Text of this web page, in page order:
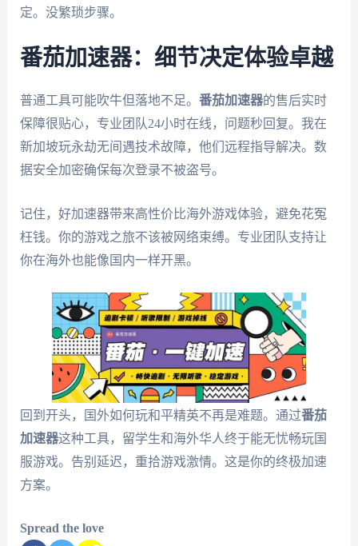
定。没繁琐步骤。
番茄加速器：细节决定体验卓越
普通工具可能吹牛但落地不足。 番茄加速器的售后实时
保障很贴心，专业团队24小时在线，问题秒回复。我在
新加坡玩永劫无间遇技术故障，他们远程指导解决。数
据安全加密确保每次登录不被盗号。
记住，好加速器带来高性价比海外游戏体验，避免花冤
枉钱。你的游戏之旅不该被网络束缚。专业团队支持让
你在海外也能像国内一样开黑。
回到开头，国外如何玩和平精英不再是难题。通过番茄
加速器这种工具，留学生和海外华人终于能无忧畅玩国
服游戏。告别延迟，重拾游戏激情。这是你的终极加速
方案。
Spread the love